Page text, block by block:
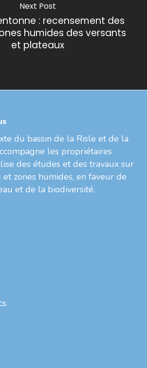
Next Post
: recensement des
humides des versants
et plateaux
du bassin de la Risle et de la
les propriétaires
des études et des travaux sur
et zones humides, en faveur de
et de la biodiversité.